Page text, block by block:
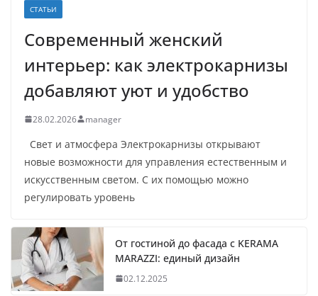
СТАТЬИ
Современный женский
интерьер: как электрокарнизы
добавляют уют и удобство
28.02.2026 manager
Свет и атмосфера Электрокарнизы открывают
новые возможности для управления естественным и
искусственным светом. С их помощью можно
регулировать уровень
От гостиной до фасада с KERAMA
MARAZZI: единый дизайн
02.12.2025